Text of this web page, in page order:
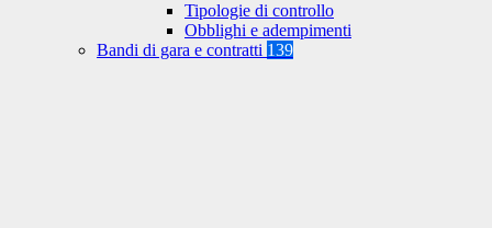
Tipologie di controllo
Obblighi e adempimenti
Bandi di gara e contratti 139